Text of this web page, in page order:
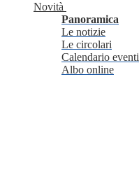
Novità
Panoramica
Le notizie
Le circolari
Calendario eventi
Albo online